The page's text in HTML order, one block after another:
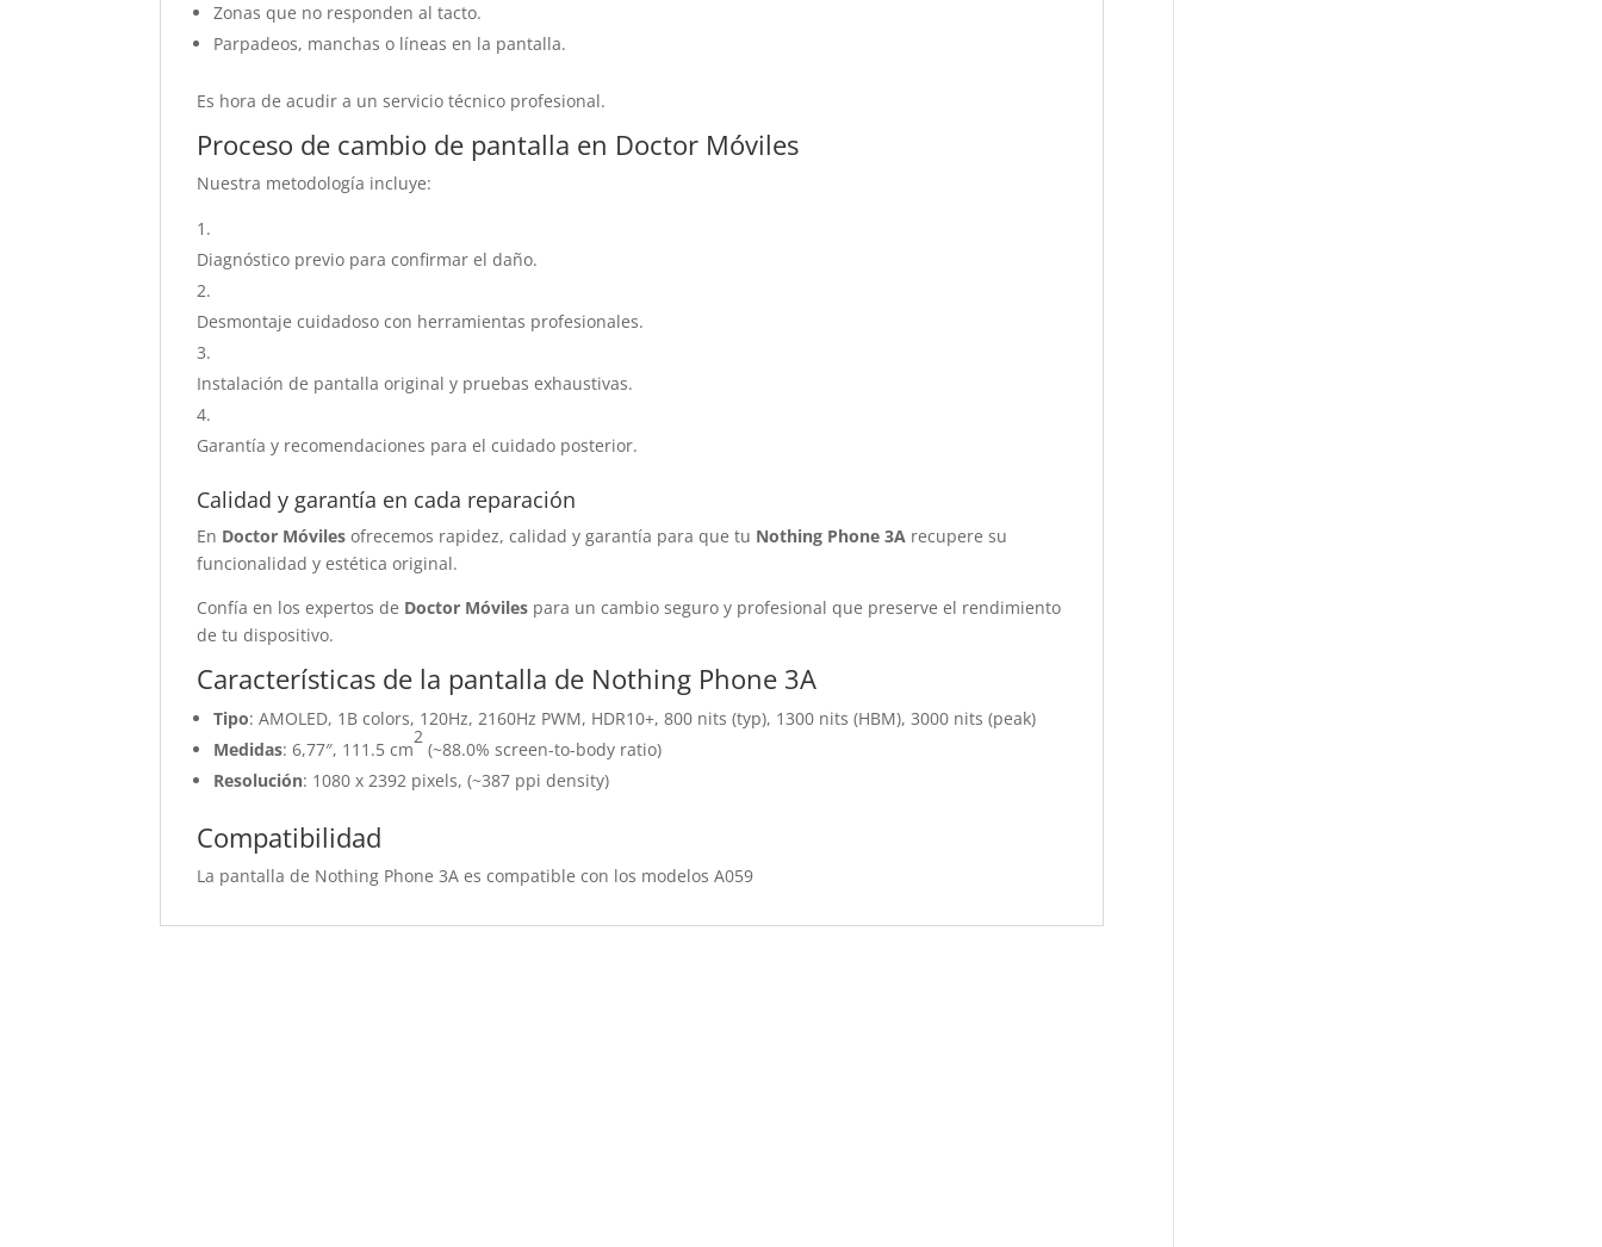
Zonas que no responden al tacto.
Parpadeos, manchas o líneas en la pantalla.
Es hora de acudir a un servicio técnico profesional.
Proceso de cambio de pantalla en Doctor Móviles
Nuestra metodología incluye:
Diagnóstico previo para confirmar el daño.
Desmontaje cuidadoso con herramientas profesionales.
Instalación de pantalla original y pruebas exhaustivas.
Garantía y recomendaciones para el cuidado posterior.
Calidad y garantía en cada reparación
En Doctor Móviles ofrecemos rapidez, calidad y garantía para que tu Nothing Phone 3A recupere su
funcionalidad y estética original.
Confía en los expertos de Doctor Móviles para un cambio seguro y profesional que preserve el rendimiento
de tu dispositivo.
Características de la pantalla de Nothing Phone 3A
Tipo: AMOLED, 1B colors, 120Hz, 2160Hz PWM, HDR10+, 800 nits (typ), 1300 nits (HBM), 3000 nits (peak)
Medidas: 6,77″, 111.5 cm
2
(~88.0% screen-to-body ratio)
Resolución: 1080 x 2392 pixels, (~387 ppi density)
Compatibilidad
La pantalla de Nothing Phone 3A es compatible con los modelos A059